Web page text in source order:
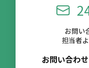
お問い
担当者
お問い合わ